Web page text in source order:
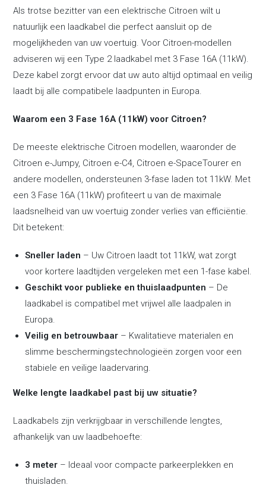
Als trotse bezitter van een elektrische Citroen wilt u
natuurlijk een laadkabel die perfect aansluit op de
mogelijkheden van uw voertuig. Voor Citroen-modellen
adviseren wij een Type 2 laadkabel met 3 Fase 16A (11kW).
Deze kabel zorgt ervoor dat uw auto altijd optimaal en veilig
laadt bij alle compatibele laadpunten in Europa.
Waarom een 3 Fase 16A (11kW) voor Citroen?
De meeste elektrische Citroen modellen, waaronder de
Citroen e-Jumpy, Citroen e-C4, Citroen e-SpaceTourer en
andere modellen, ondersteunen 3-fase laden tot 11kW. Met
een 3 Fase 16A (11kW) profiteert u van de maximale
laadsnelheid van uw voertuig zonder verlies van efficiëntie.
Dit betekent:
Sneller laden – Uw Citroen laadt tot 11kW, wat zorgt
voor kortere laadtijden vergeleken met een 1-fase kabel.
Geschikt voor publieke en thuislaadpunten – De
laadkabel is compatibel met vrijwel alle laadpalen in
Europa.
Veilig en betrouwbaar – Kwalitatieve materialen en
slimme beschermingstechnologieën zorgen voor een
stabiele en veilige laadervaring.
Welke lengte laadkabel past bij uw situatie?
Laadkabels zijn verkrijgbaar in verschillende lengtes,
afhankelijk van uw laadbehoefte:
3 meter – Ideaal voor compacte parkeerplekken en
thuisladen.